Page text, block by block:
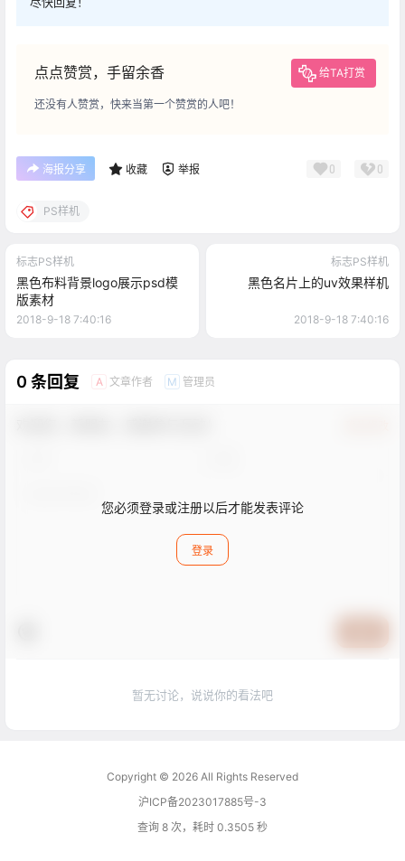
点点赞赏，手留余香 给TA打赏
还没有人赞赏，快来当第一个赞赏的人吧！
海报分享 收藏 举报 0 0
PS样机
标志PS样机
黑色布料背景logo展示psd模
版素材
2018-9-18 7:40:16
标志PS样机
黑色名片上的uv效果样机
2018-9-18 7:40:16
0 条回复 A 文章作者 M 管理员
您必须登录或注册以后才能发表评论
登录
暂无讨论，说说你的看法吧
Copyright © 2026 All Rights Reserved
沪ICP备2023017885号-3
查询 8 次，耗时 0.3505 秒